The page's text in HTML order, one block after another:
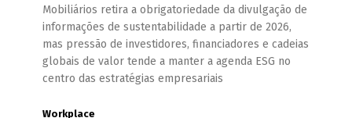
Mobiliários retira a obrigatoriedade da divulgação de
informações de sustentabilidade a partir de 2026,
mas pressão de investidores, financiadores e cadeias
globais de valor tende a manter a agenda ESG no
centro das estratégias empresariais
Workplace